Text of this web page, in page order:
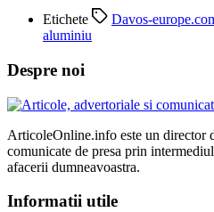
Etichete Davos-
aluminiu
Despre noi
ArticoleOnline.info este un director
comunicate de presa prin
afacerii dumneavoastra.
Informatii utile